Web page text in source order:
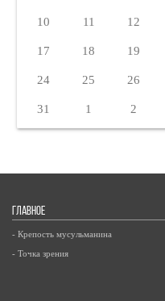
10 11 12
17 18 19
24 25 26
31 1 2
ГЛАВНОЕ
- Крепость мусульманина
- Точка зрения